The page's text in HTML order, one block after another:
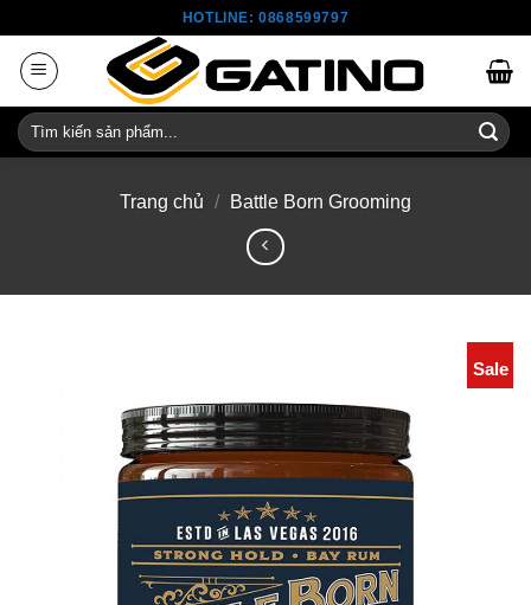
content
HOTLINE: 0868599797
Tìm
kiếm:
Trang chủ / Battle Born Grooming
Sale